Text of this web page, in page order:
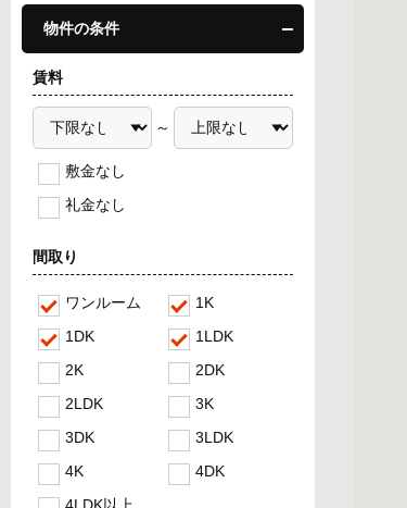
物件の条件
賃料
～
敷金なし
礼金なし
間取り
ワンルーム
1K
1DK
1LDK
2K
2DK
2LDK
3K
3DK
3LDK
4K
4DK